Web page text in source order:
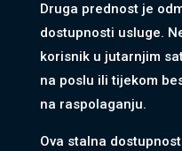
Druga prednost je
dostupnosti usluge.
korisnik u jutarnjim
na poslu ili tijekom
na raspolaganju.
Ova stalna